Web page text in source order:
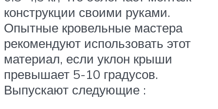
конструкции своими руками.
Опытные кровельные мастера
рекомендуют использовать этот
материал, если уклон крыши
превышает 5-10 градусов.
Выпускают следующие :